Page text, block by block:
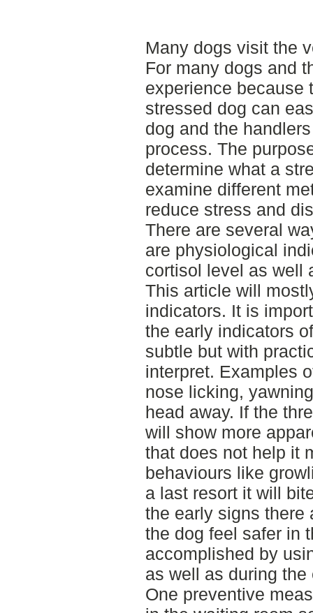
Many dogs visit the
For many dogs and
experience because
stressed dog can
dog and the
process. The
determine what a
examine different
reduce stress and
There are several
are physiological
cortisol level as well
This article will
indicators. It is
the early indicators
subtle but with
interpret. Examples
nose licking,
head away. If the
will show more
that does not help it
behaviours like
a last resort it will
the early signs there
the dog feel safer in
accomplished by
as well as during the
One preventive